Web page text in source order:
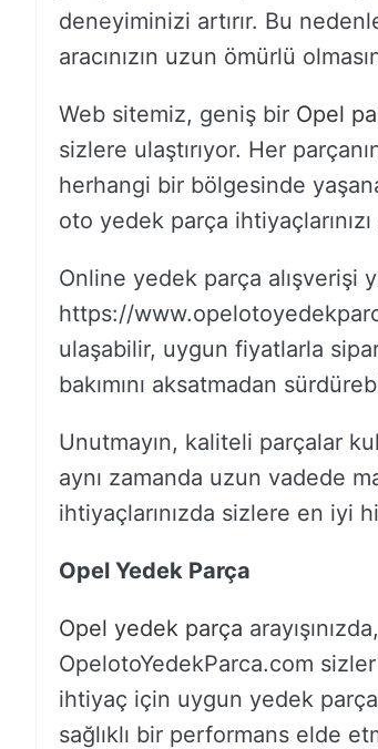
deneyiminizi artırır. Bu
aracınızın uzun ömürlü
Web sitemiz, geniş bir Opel
sizlere ulaştırıyor. Her
herhangi bir bölgesinde
oto yedek parça
Online yedek parça alışverişi
https://
ulaşabilir, uygun fiyatlarla
bakımını aksatmadan
Unutmayın, kaliteli parçalar
aynı zamanda uzun vadede
ihtiyaçlarınızda sizlere en iyi
Opel Yedek Parça
Opel yedek parça
OpelotoYedekParca.com
ihtiyaç için uygun yedek
sağlıklı bir performans elde